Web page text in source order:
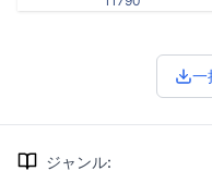
一
ジャンル: